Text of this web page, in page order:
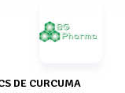
DE CURCUMA